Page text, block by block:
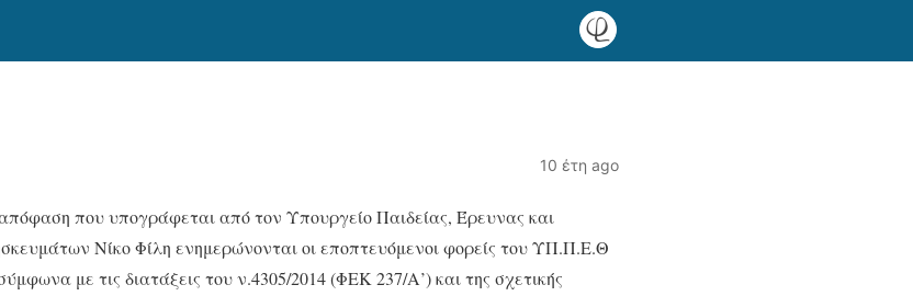
10 έτη ago
που υπογράφεται από τον Υπουργείο Παιδείας, Έρευνας και
Νίκο Φίλη ενημερώνονται οι εποπτευόμενοι φορείς του ΥΠ.Π.Ε.Θ
με τις διατάξεις του ν.4305/2014 (ΦΕΚ 237/Α’) και της σχετικής